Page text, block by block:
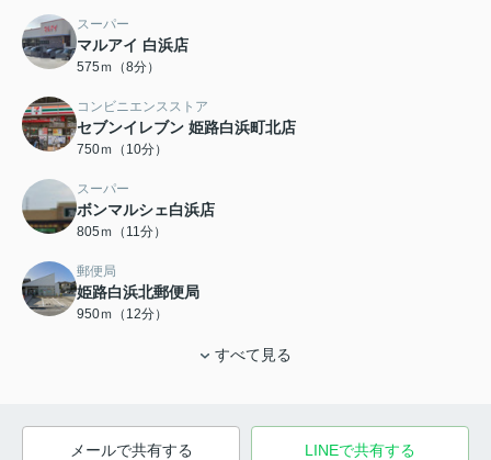
スーパー
マルアイ 白浜店
575ｍ（8分）
コンビニエンスストア
セブンイレブン 姫路白浜町北店
750ｍ（10分）
スーパー
ボンマルシェ白浜店
805ｍ（11分）
郵便局
姫路白浜北郵便局
950ｍ（12分）
すべて見る
メールで共有する LINEで共有する